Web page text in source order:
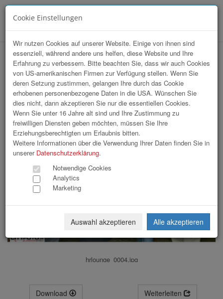
hr-lounge Mitte zu Gast bei Primetals
Technologies Austria GmbH
hrlounge_0004.jpg
Download Weiterleiten
Cookie Einstellungen
Wir nutzen Cookies auf unserer Website. Einige von ihnen sind
essenziell, während andere uns helfen, diese Website und Ihre
Erfahrung zu verbessern. Bitte beachten Sie, dass wir auch Cookies
von US-amerikanischen Firmen zur Verfügung stellen. Wenn Sie
deren Setzung zustimmen, gelangen Ihre durch das Cookie
erhobenen personenbezogene Daten in die USA. Wünschen Sie
dies nicht, dann akzeptieren Sie nur die essentiellen Cookies.
Wenn Sie unter 16 Jahre alt sind und Ihre Zustimmung zu
freiwilligen Diensten geben möchten, müssen Sie Ihre
Erziehungsberechtigten um Erlaubnis bitten.
Weitere Informationen über die Verwendung Ihrer Daten finden Sie in
unserer Datenschutzerklärung.
Notwendige Cookies
Analytics
Marketing
Auswahl akzeptieren Alle akzeptieren